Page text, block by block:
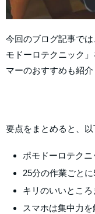
今回のブログ記事で
モドーロテクニック
マーのおすすめも紹介
要点をまとめると、以
ポモドーロテク
25分の作業ごと
キリのいいところ
スマホは集中力